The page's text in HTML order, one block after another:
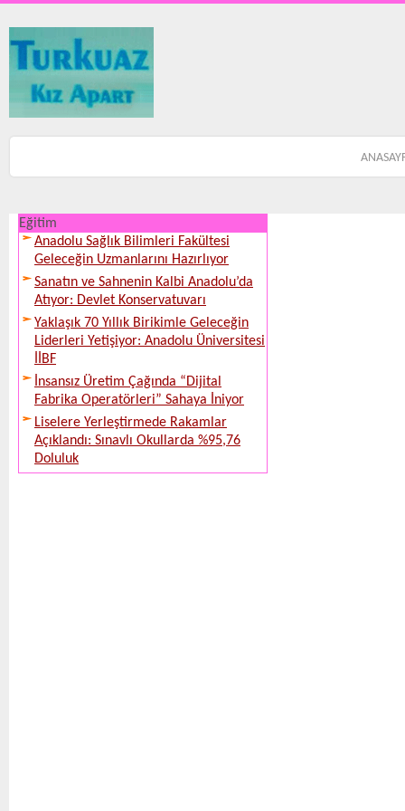
Eğitim
Anadolu Sağlık Bilimleri Fakültesi
Geleceğin Uzmanlarını Hazırlıyor
Sanatın ve Sahnenin Kalbi Anadolu’da
Atıyor: Devlet Konservatuvarı
Yaklaşık 70 Yıllık Birikimle Geleceğin
Liderleri Yetişiyor: Anadolu Üniversitesi
İİBF
İnsansız Üretim Çağında “Dijital
Fabrika Operatörleri” Sahaya İniyor
Liselere Yerleştirmede Rakamlar
Açıklandı: Sınavlı Okullarda %95,76
Doluluk